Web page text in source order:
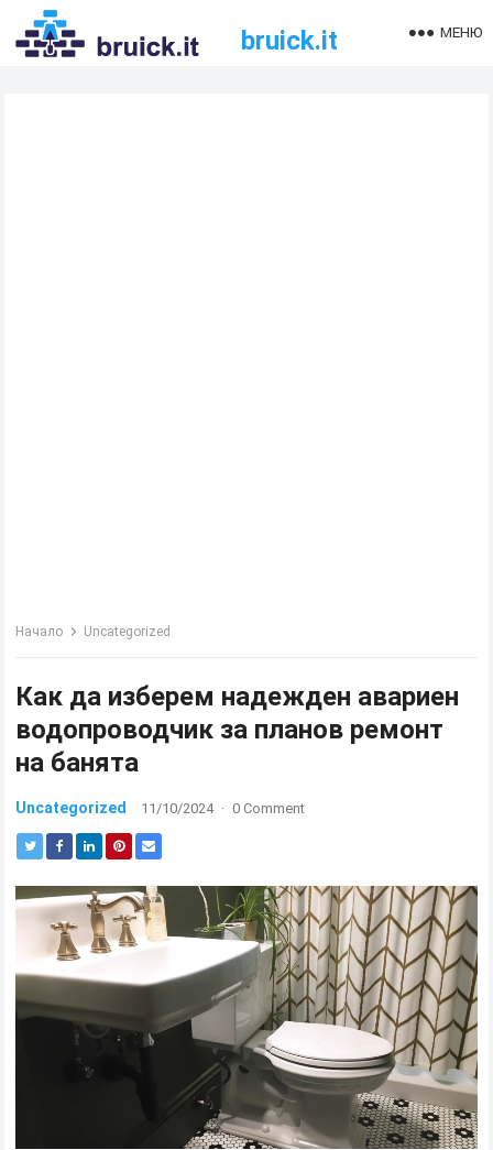
bruick.it МЕНЮ
Начало Uncategorized
Как да изберем надежден авариен
водопроводчик за планов ремонт
на банята
Uncategorized 11/10/2024 · 0 Comment